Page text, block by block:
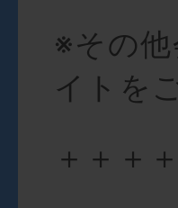
※その
イトを
＋＋＋